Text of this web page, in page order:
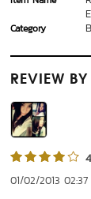
Category
REVIEW
4
01/02/2013 02:37